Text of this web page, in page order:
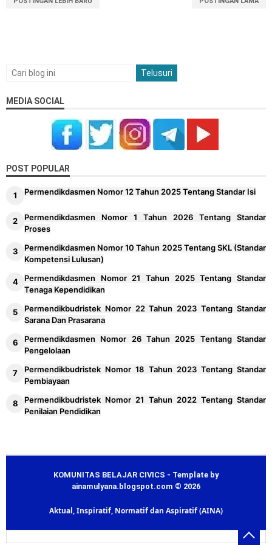
MEDIA SOCIAL
POST POPULAR
Permendikdasmen Nomor 12 Tahun 2025 Tentang Standar Isi
Permendikdasmen Nomor 1 Tahun 2026 Tentang Standar
Proses
Permendikdasmen Nomor 10 Tahun 2025 Tentang SKL (Standar
Kompetensi Lulusan)
Permendikdasmen Nomor 21 Tahun 2025 Tentang Standar
Tenaga Kependidikan
Permendikbudristek Nomor 22 Tahun 2023 Tentang Standar
Sarana Dan Prasarana
Permendikdasmen Nomor 26 Tahun 2025 Tentang Standar
Pengelolaan
Permendikbudristek Nomor 18 Tahun 2023 Tentang Standar
Pembiayaan
Permendikbudristek Nomor 21 Tahun 2022 Tentang Standar
Penilaian Pendidikan
KOMUNITAS BELAJAR CIVICS - Template by
ainamulyana.blogspot.com © 2026
Aktual, Inspiratif, Normatif dan Aspiratif (AINA)